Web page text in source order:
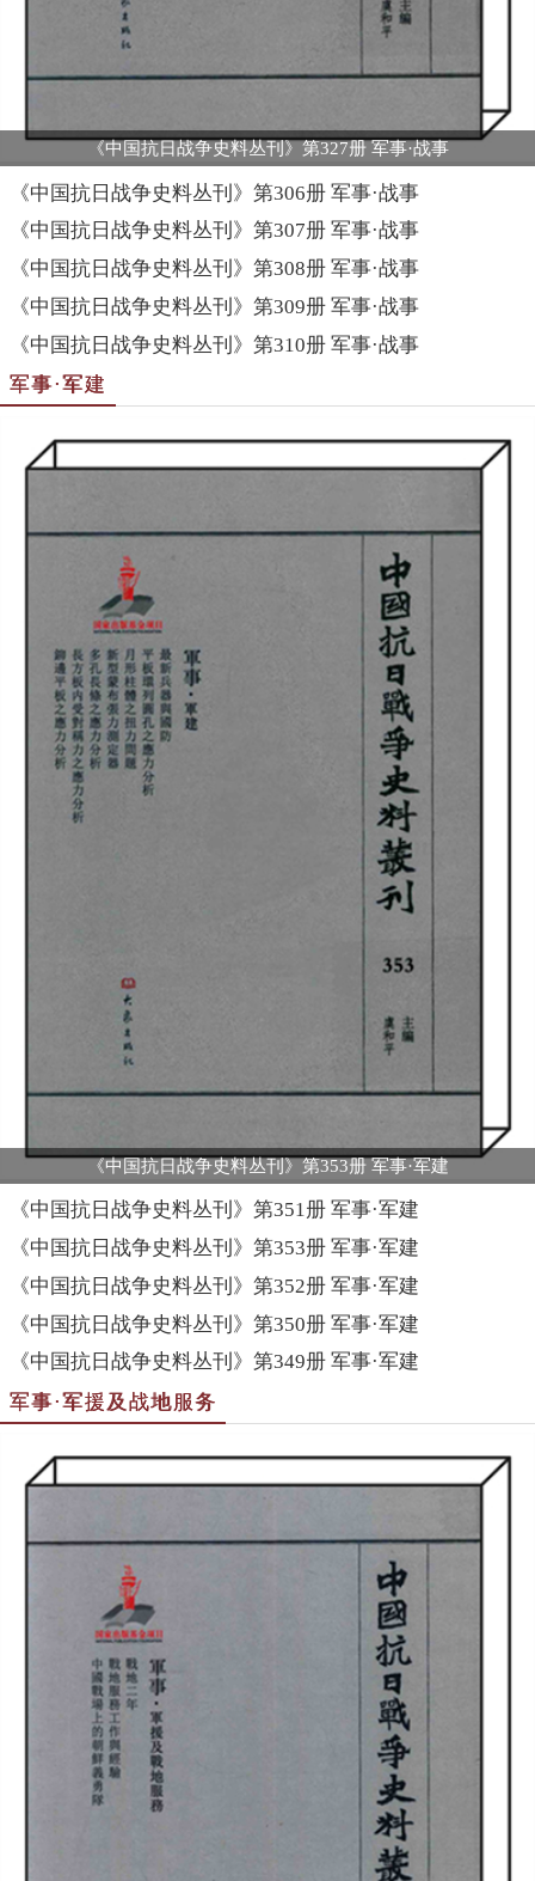
《中国抗日战争史料丛刊》第327册 军事·战事
《中国抗日战争史料丛刊》第306册 军事·战事
《中国抗日战争史料丛刊》第307册 军事·战事
《中国抗日战争史料丛刊》第308册 军事·战事
《中国抗日战争史料丛刊》第309册 军事·战事
《中国抗日战争史料丛刊》第310册 军事·战事
军事·军建
《中国抗日战争史料丛刊》第353册 军事·军建
《中国抗日战争史料丛刊》第351册 军事·军建
《中国抗日战争史料丛刊》第353册 军事·军建
《中国抗日战争史料丛刊》第352册 军事·军建
《中国抗日战争史料丛刊》第350册 军事·军建
《中国抗日战争史料丛刊》第349册 军事·军建
军事·军援及战地服务